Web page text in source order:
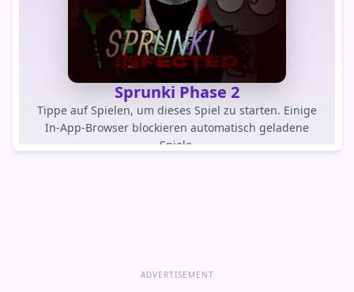
Sprunki Phase 2
Tippe auf Spielen, um dieses Spiel zu starten. Einige
In-App-Browser blockieren automatisch geladene
Spiele.
ADVERTISEMENT